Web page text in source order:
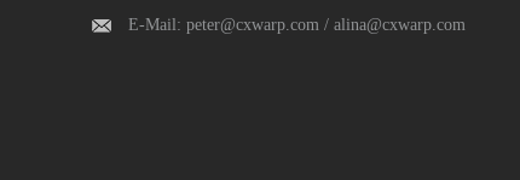
E-Mail: peter@cxwarp.com / alina@cxwarp.com